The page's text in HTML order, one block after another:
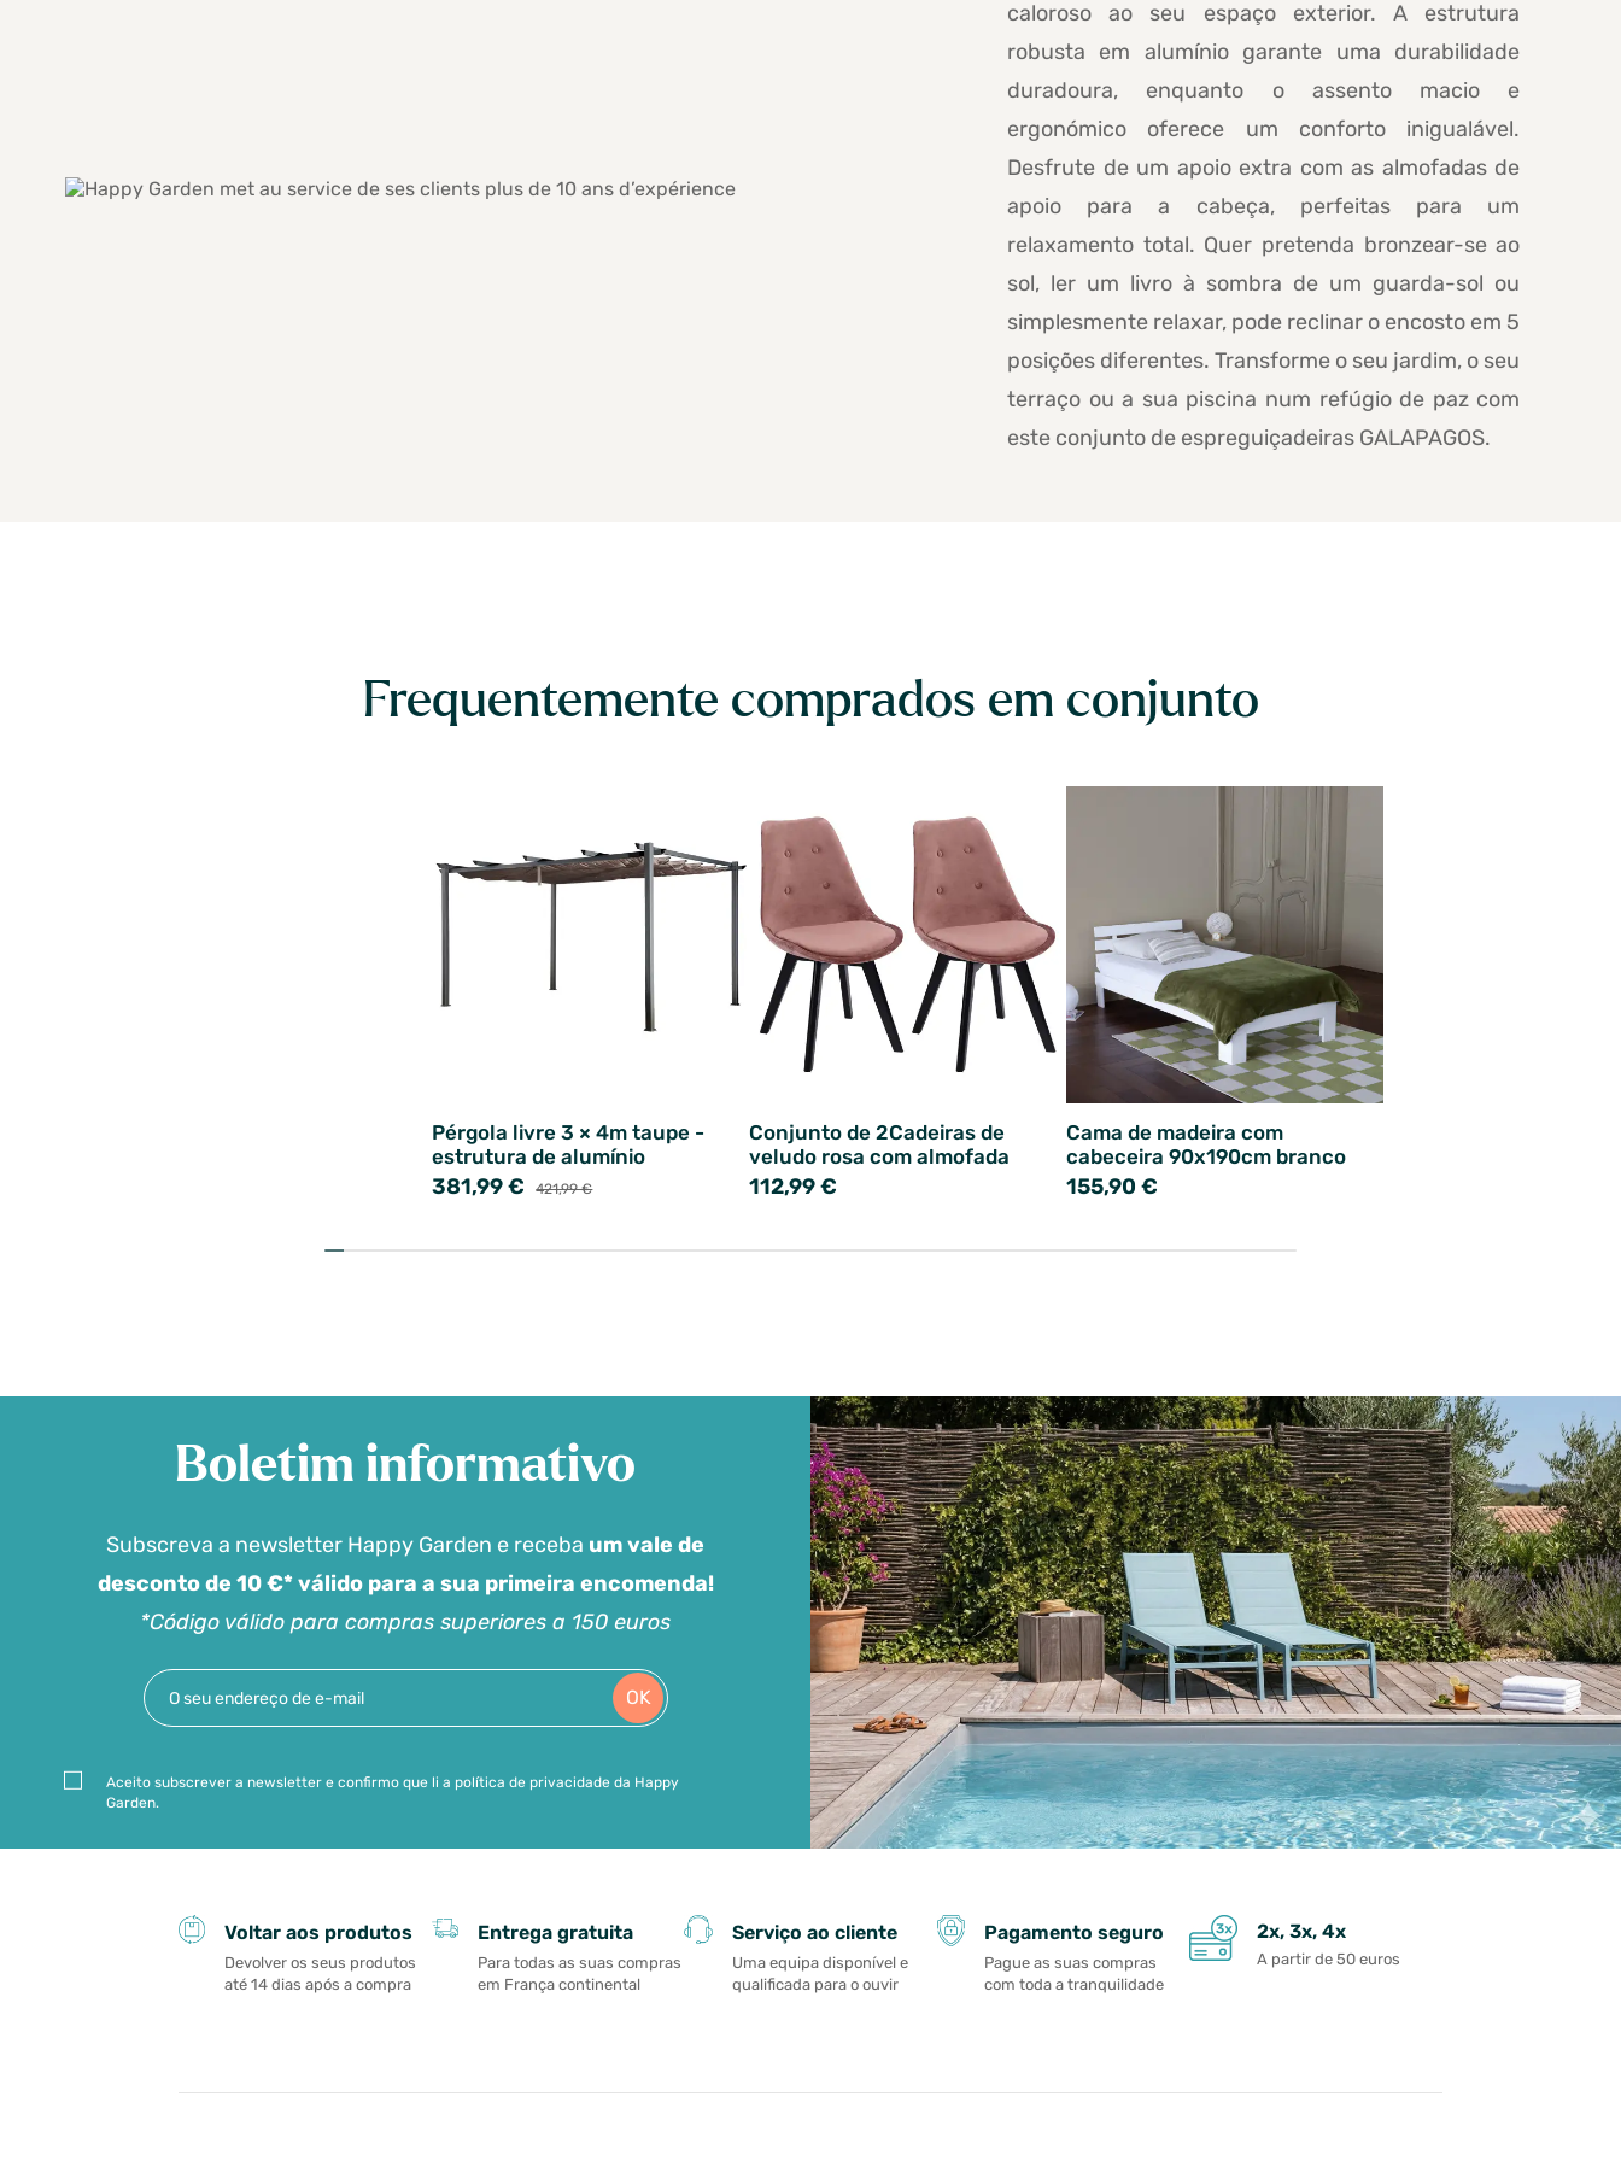
caloroso ao seu espaço exterior. A estrutura
robusta em alumínio garante uma durabilidade
duradoura, enquanto o assento macio e
ergonómico oferece um conforto inigualável.
Desfrute de um apoio extra com as almofadas de
apoio para a cabeça, perfeitas para um
relaxamento total. Quer pretenda bronzear-se ao
sol, ler um livro à sombra de um guarda-sol ou
simplesmente relaxar, pode reclinar o encosto em 5
posições diferentes. Transforme o seu jardim, o seu
terraço ou a sua piscina num refúgio de paz com
este conjunto de espreguiçadeiras GALAPAGOS.
Frequentemente comprados em conjunto
Pérgola livre 3 × 4m taupe -
estrutura de alumínio
381,99 € 421,99 €
Conjunto de 2Cadeiras de
veludo rosa com almofada
112,99 €
Cama de madeira com
cabeceira 90x190cm branco
155,90 €
Boletim informativo
Subscreva a newsletter Happy Garden e receba um vale de
desconto de 10 €* válido para a sua primeira encomenda!
*Código válido para compras superiores a 150 euros
OK
Aceito subscrever a newsletter e confirmo que li a política de privacidade da Happy
Garden.
Voltar aos produtos
Devolver os seus produtos
até 14 dias após a compra
Entrega gratuita
Para todas as suas compras
em França continental
Serviço ao cliente
Uma equipa disponível e
qualificada para o ouvir
Pagamento seguro
Pague as suas compras
com toda a tranquilidade
2x, 3x, 4x
A partir de 50 euros